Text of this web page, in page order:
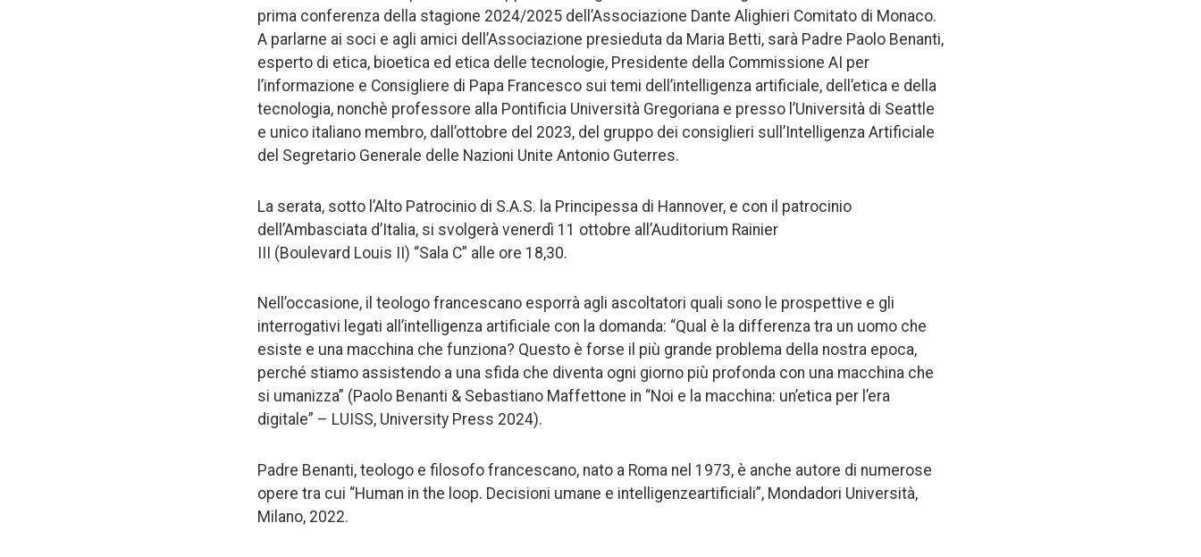
prima conferenza della stagione 2024/2025 dell’Associazione Dante Alighieri Comitato di Monaco.
A parlarne ai soci e agli amici dell’Associazione presieduta da Maria Betti, sarà Padre Paolo Benanti,
esperto di etica, bioetica ed etica delle tecnologie, Presidente della Commissione AI per
l’informazione e Consigliere di Papa Francesco sui temi dell’intelligenza artificiale, dell’etica e della
tecnologia, nonchè professore alla Pontificia Università Gregoriana e presso l’Università di Seattle
e unico italiano membro, dall’ottobre del 2023, del gruppo dei consiglieri sull’Intelligenza Artificiale
del Segretario Generale delle Nazioni Unite Antonio Guterres.
La serata, sotto l’Alto Patrocinio di S.A.S. la Principessa di Hannover, e con il patrocinio
dell’Ambasciata d’Italia, si svolgerà venerdì 11 ottobre all’Auditorium Rainier
III (Boulevard Louis II) “Sala C” alle ore 18,30.
Nell’occasione, il teologo francescano esporrà agli ascoltatori quali sono le prospettive e gli
interrogativi legati all’intelligenza artificiale con la domanda: “Qual è la differenza tra un uomo che
esiste e una macchina che funziona? Questo è forse il più grande problema della nostra epoca,
perché stiamo assistendo a una sfida che diventa ogni giorno più profonda con una macchina che
si umanizza” (Paolo Benanti & Sebastiano Maffettone in “Noi e la macchina: un’etica per l’era
digitale” – LUISS, University Press 2024).
Padre Benanti, teologo e filosofo francescano, nato a Roma nel 1973, è anche autore di numerose
opere tra cui “Human in the loop. Decisioni umane e intelligenzeartificiali”, Mondadori Università,
Milano, 2022.